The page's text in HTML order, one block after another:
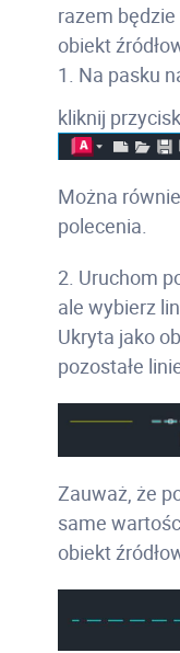
razem
obiekt
1. Na pasku
kliknij przycisk
Można
polecenia.
2. Uruchom
ale wybierz
Ukryta jako
pozostałe
Zauważ, że
same
obiekt